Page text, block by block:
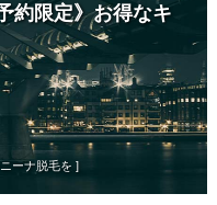
約限定》お得なキ
ーナ脱毛を ]